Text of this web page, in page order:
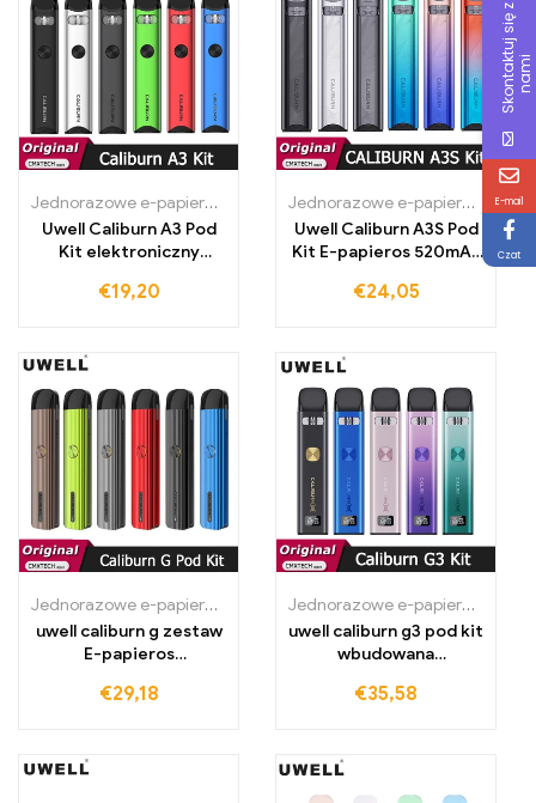
Jednorazowe e-papierosy Polska
Jednorazowe e-papierosy
Uwell Caliburn A3 Pod
Kit elektroniczny
€19,20
Jednorazowe e-papierosy Polska
Uwell Caliburn A3S Pod
Kit E-papieros 520mAh
vapor
€24,05
Jednorazowe e-papierosy Polska
Jednorazowe e-papierosy
uwell caliburn g zestaw
E-papieros
€29,18
Jednorazowe e-papierosy Polska
uwell caliburn g3 pod kit
wbudowana
papieros atomizer
€35,58
S
k
o
n
t
ak
t
u
j
s
i
ę
z
n
a
mi
E-mail
Czat